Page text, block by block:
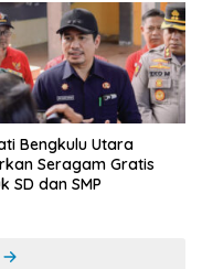
Bengkulu Utara
Seragam Gratis
SD dan SMP